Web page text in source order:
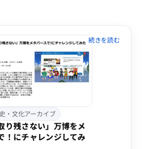
る新たな資料公開・展示や
テンツ分野での利活用の創
会的に期待されている。 その
した3Dデータの公開環境や
カイブとの連携など、今後
けて検討・解決すべきさまざ
在することも事実である。
福島県奥会津地域における
じめとした文化財の3Dデー
を事例として、地域資料を
タバース展示の可能性と課
告する。
・文化アーカイブ
り残さない」万博をメ
！にチャレンジしてみ